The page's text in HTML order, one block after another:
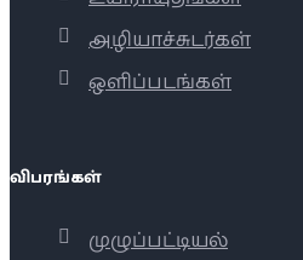
அழியாச்சுடர்கள்
ஒளிப்படங்கள்
விபரங்கள்
முழுப்பட்டியல்